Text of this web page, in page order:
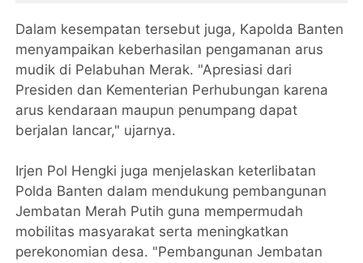
Dalam kesempatan tersebut juga, Kapolda Banten
menyampaikan keberhasilan pengamanan arus
mudik di Pelabuhan Merak. "Apresiasi dari
Presiden dan Kementerian Perhubungan karena
arus kendaraan maupun penumpang dapat
berjalan lancar," ujarnya.
Irjen Pol Hengki juga menjelaskan keterlibatan
Polda Banten dalam mendukung pembangunan
Jembatan Merah Putih guna mempermudah
mobilitas masyarakat serta meningkatkan
perekonomian desa. "Pembangunan Jembatan